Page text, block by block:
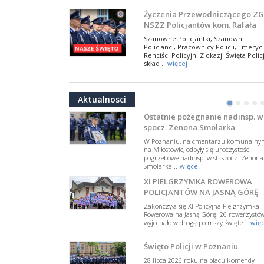
Życzenia Przewodniczącego ZG
NSZZ Policjantów kom. Rafała
Jankowskiego z okazji Święta
Policji 2026
Szanowne Policjantki, Szanowni
Policjanci, Pracownicy Policji,
Renciści Policyjni Z okazji Święta
skład .. więcej
NSZZ Policjantów: Policja nie
W przestrzeni publicznej po raz
pojawiły się wypowiedzi, które
w funkcjonariuszki i funkcjonariuszy
Policj .. więcej
Dodatkowe zarobkowanie
policjantów. NSZZP: obecne
rozwiązania wymagają zmian
zmiany przepisów regulujących
podejmowanie przez policjantów
dodatkowej pracy zarobkowe ..
więcej
Krok 1. Umorzenie. Krok 2.
z hejtem
Postępowanie dotyczące interwencji
Policji w miejscu zamieszkania red.
Tomasza Sakiewicza zostało
Aktualnosci
•• • •
NSZZ Policjantów
Na zaproszenie Zarządu Głównego NSZZ
Policjantów w Polsce gościł Rafael
Departamentu Policji w Nowym Jorku, o
.. więcej
PAMIĘTAMY I ODDAJMY HOŁD
SIERŻ. MARKOWI SIENICKIEMU
poświęconą starszemu sierżantowi Mar
Ostatnie pożegnanie nadinsp. w
spocz. Zenona Smolarka
W Poznaniu, na cmentarzu
na Miłostowie, odbyły się uroczystości
pogrzebowe nadinsp. w st. spocz. Zenona
Smolarka .. więcej
XI PIELGRZYMKA ROWEROWA
POLICJANTÓW NA JASNĄ GÓRĘ
Zakończyła się XI Policyjna Pielgrzymka
Rowerowa na Jasną Górę. 26
wyjechało w drogę po mszy święte ..
Święto Policji w Poznaniu
28 lipca 2026 roku na placu Komendy